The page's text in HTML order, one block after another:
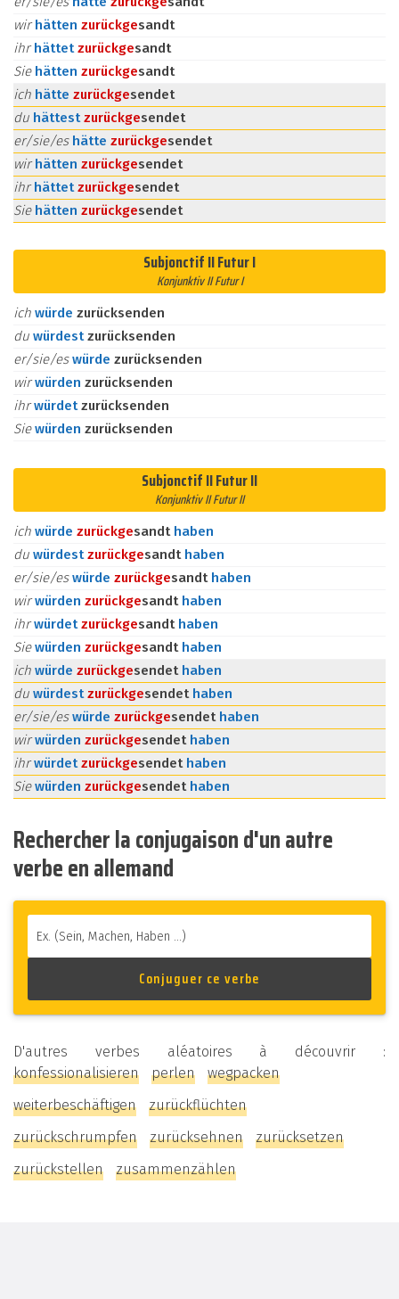
wirhätten zurückgesandt
ihrhättetzurückgesandt
Sie hätten zurückgesandt
ich hätte zurückgesendet
du hättestzurückgesendet
er/sie/es hätte zurückgesendet
wirhätten zurückgesendet
ihrhättetzurückgesendet
Sie hätten zurückgesendet
Subjonctif II Futur I
Konjunktiv II Futur I
ich würde zurücksenden
du würdestzurücksenden
er/sie/eswürde zurücksenden
wirwürden zurücksenden
ihrwürdetzurücksenden
Siewürden zurücksenden
Subjonctif II Futur II
Konjunktiv II Futur II
ich würde zurückgesandt haben
du würdestzurückgesandt haben
er/sie/eswürde zurückgesandt haben
wirwürden zurückgesandt haben
ihrwürdetzurückgesandt haben
Siewürden zurückgesandt haben
ich würde zurückgesendet haben
du würdestzurückgesendet haben
er/sie/eswürde zurückgesendet haben
wirwürden zurückgesendet haben
ihrwürdetzurückgesendet haben
Siewürden zurückgesendet haben
Rechercher la conjugaison d'un autre
verbe en allemand
D'autres verbes aléatoires à découvrir :
konfessionalisieren
perlen
wegpacken
weiterbeschäftigen
zurückflüchten
zurückschrumpfen
zurücksehnen
zurücksetzen
zurückstellen
zusammenzählen